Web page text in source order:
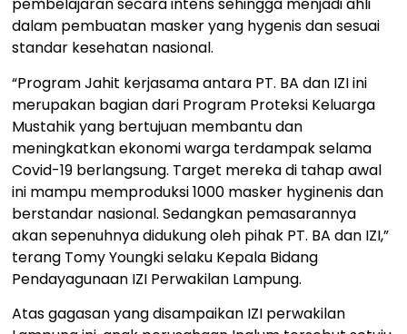
pembelajaran secara intens sehingga menjadi ahli
dalam pembuatan masker yang hygenis dan sesuai
standar kesehatan nasional.
“Program Jahit kerjasama antara PT. BA dan IZI ini
merupakan bagian dari Program Proteksi Keluarga
Mustahik yang bertujuan membantu dan
meningkatkan ekonomi warga terdampak selama
Covid-19 berlangsung. Target mereka di tahap awal
ini mampu memproduksi 1000 masker hyginenis dan
berstandar nasional. Sedangkan pemasarannya
akan sepenuhnya didukung oleh pihak PT. BA dan IZI,”
terang Tomy Youngki selaku Kepala Bidang
Pendayagunaan IZI Perwakilan Lampung.
Atas gagasan yang disampaikan IZI perwakilan